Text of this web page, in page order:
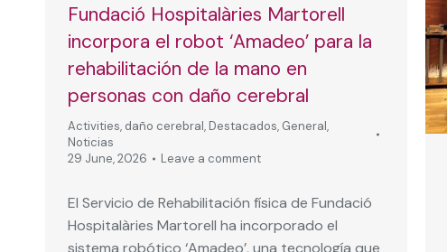
Fundació Hospitalàries Martorell
incorpora el robot ‘Amadeo’ para la
rehabilitación de la mano en
personas con daño cerebral
Activities, daño cerebral, Destacados, General,
Noticias
29 June, 2026
Leave a comment
El Servicio de Rehabilitación física de Fundació
Hospitalàries Martorell ha incorporado el
sistema robótico ‘Amadeo’, una tecnología que